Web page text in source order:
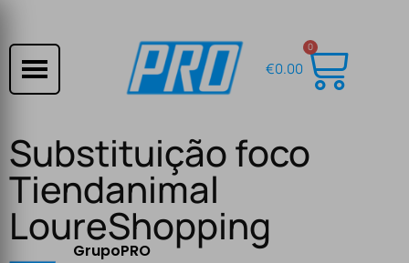
€0.00
0
Substituição foco
Tiendanimal
LoureShopping
GrupoPRO